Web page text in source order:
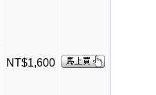
NT$1,600